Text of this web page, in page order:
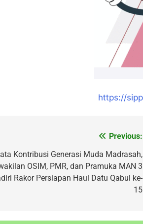
https://
Previous:
Kontribusi Generasi Muda Madrasah,
OSIM, PMR, dan Pramuka MAN 3
Rakor Persiapan Haul Datu Qabul ke-
15